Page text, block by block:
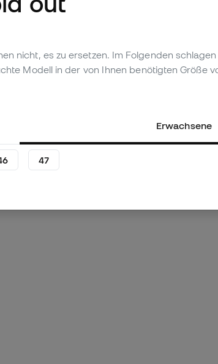
nicht, es zu ersetzen. Im Folgenden
Modell in der von Ihnen benötigten Größe
Erwachsene
47